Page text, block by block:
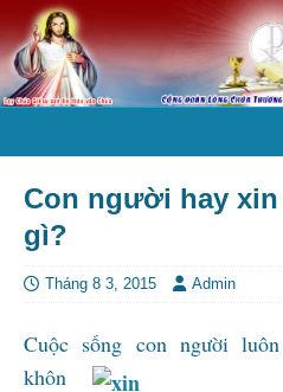
Con người hay
gì?
Tháng 8 3, 2015 Admin
Cuộc sống con người
khôn